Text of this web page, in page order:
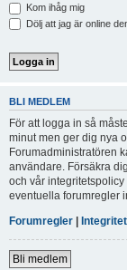
Kom ihåg mig
Dölj att jag är online
BLI MEDLEM
För att logga in så
minut men ger dig nya
Forumadministratören
användare. Försäkra
och vår
eventuella forumregler
Forumregler |
Bli medlem